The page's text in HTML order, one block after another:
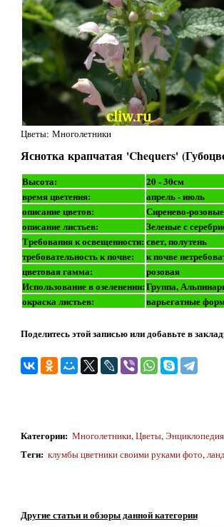
Цветы: Многолетники
Яснотка крапчатая 'Chequers'
Высота:
20 - 30см
время цветения:
апрель - июль
описание цветов:
Сиренево-
описание листьев:
Зеленые с
Требования к освещенности: свет, полутень
требовательность к почве:
к почве
цветовая гамма:
розовая
Использование в озеленении:Группа,
окраска листьев:
варьегатные
Поделитесь этой записью или добавьте в
Категории: Многолетники,Цветы,
Теги: клумбы цветники своими руками фото,
Другие статьи и обзоры данной категории